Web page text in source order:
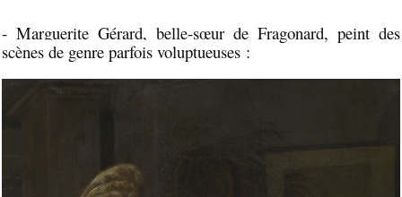
- Marguerite Gérard, belle-sœur de Fragonard, peint des
scènes de genre parfois voluptueuses :